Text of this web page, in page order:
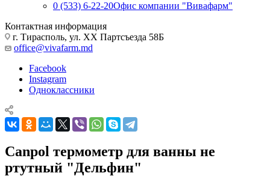
0 (533) 6-22-20Офис компании "Вивафарм"
Контактная информация
г. Тирасполь, ул. ХХ Партсъезда 58Б
office@vivafarm.md
Facebook
Instagram
Одноклассники
Canpol термометр для ванны не
ртутный "Дельфин"